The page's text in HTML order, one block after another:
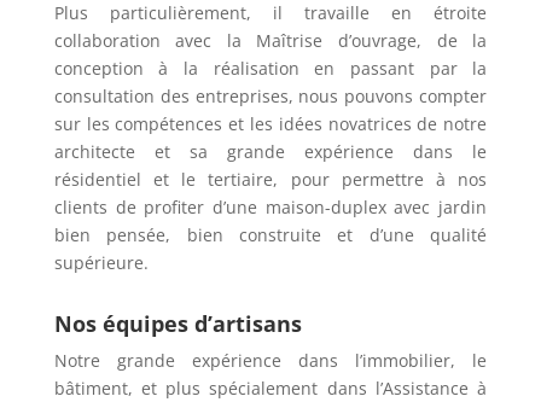
Plus particulièrement, il travaille en étroite
collaboration avec la Maîtrise d’ouvrage, de la
conception à la réalisation en passant par la
consultation des entreprises, nous pouvons compter
sur les compétences et les idées novatrices de notre
architecte et sa grande expérience dans le
résidentiel et le tertiaire, pour permettre à nos
clients de profiter d’une maison-duplex avec jardin
bien pensée, bien construite et d’une qualité
supérieure.
Nos équipes d’artisans
Notre grande expérience dans l’immobilier, le
bâtiment, et plus spécialement dans l’Assistance à